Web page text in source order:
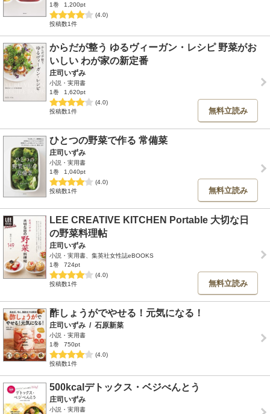
1巻
1,200pt
(4.0)
投稿数1件
からだが整う ゆるヴィーガン・レシピ 野菜がお
いしい わが家の新定番
庄司いずみ
小説・実用書
1巻
1,620pt
(4.0)
投稿数1件
無料立読み
ひとつの野菜で作る 常備菜
庄司いずみ
小説・実用書
1巻
1,040pt
(4.0)
投稿数1件
無料立読み
LEE CREATIVE KITCHEN Portable 大切な日
の野菜料理帖
庄司いずみ
小説・実用書、集英社女性誌eBOOKS
1巻
724pt
(4.0)
投稿数1件
無料立読み
酢しょうがでやせる！元気になる！
庄司いずみ / 石原新菜
小説・実用書
1巻
750pt
(4.0)
投稿数1件
500kcalデトックス・ベジべんとう
庄司いずみ
小説・実用書